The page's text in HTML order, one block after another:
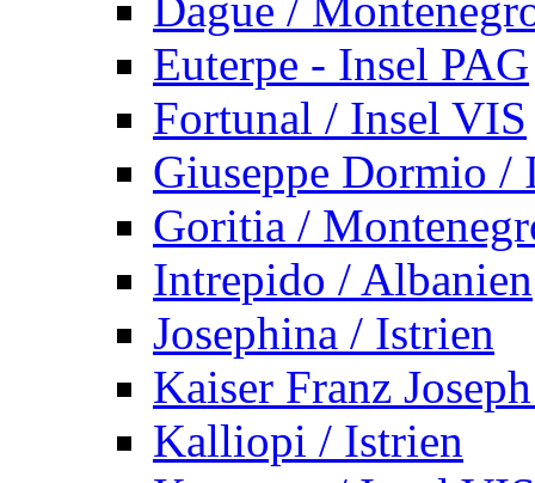
Euterpe - Insel PAG
Fortunal / Insel VIS
Giuseppe Dormio /
Goritia /
Intrepido / Albanien
Josephina / Istrien
Kaiser Franz
Kalliopi / Istrien